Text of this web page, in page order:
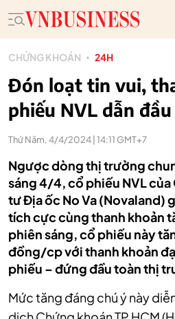
CHỨNG KHOÁN 24H
Đón loạt tin vui,
phiếu NVL dẫn
Thứ Năm, 4/4/2024 | 14:11 GMT+7
Ngược dòng thị trường
sáng 4/4, cổ phiếu NVL của
tư Địa ốc No Va (Novaland)
tích cực cùng thanh khoản
phiên sáng, cổ phiếu này
đồng/cp với thanh khoản
phiếu – đứng đầu toàn thị
Mức tăng đáng chú ý này